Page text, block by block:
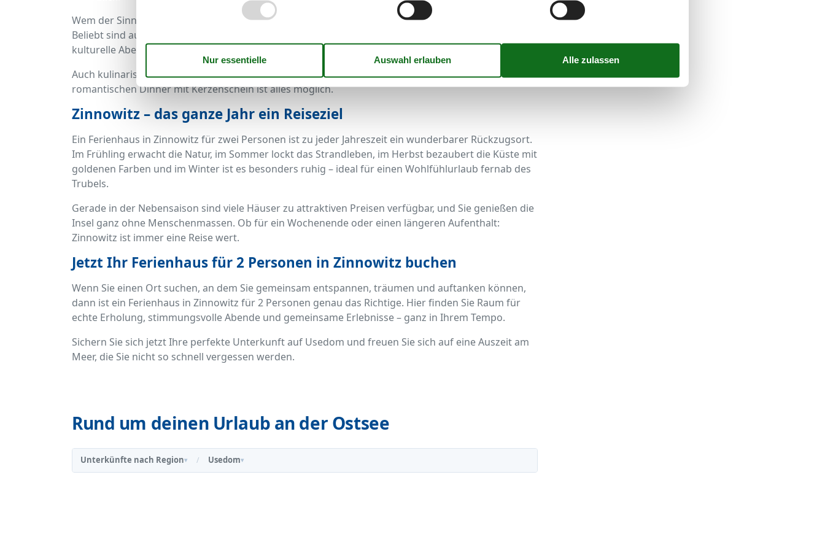
Wem der Sinn nach Bewegung steht, kann Radfahren, Wandern oder Wassersport ausprobieren.
Beliebt sind auch Wellnessangebote in der Bernsteintherme, ein Besuch der Tauchgondel oder
kulturelle Abende im Theater „Blechbüchse“.
Auch kulinarisch hat Zinnowitz viel zu bieten: Von der frischen Fischbrötchenbude bis zum
romantischen Dinner mit Kerzenschein ist alles möglich.
Zinnowitz – das ganze Jahr ein Reiseziel
Ein Ferienhaus in Zinnowitz für zwei Personen ist zu jeder Jahreszeit ein wunderbarer Rückzugsort.
Im Frühling erwacht die Natur, im Sommer lockt das Strandleben, im Herbst bezaubert die Küste mit
goldenen Farben und im Winter ist es besonders ruhig – ideal für einen Wohlfühlurlaub fernab des
Trubels.
Gerade in der Nebensaison sind viele Häuser zu attraktiven Preisen verfügbar, und Sie genießen die
Insel ganz ohne Menschenmassen. Ob für ein Wochenende oder einen längeren Aufenthalt:
Zinnowitz ist immer eine Reise wert.
Jetzt Ihr Ferienhaus für 2 Personen in Zinnowitz buchen
Wenn Sie einen Ort suchen, an dem Sie gemeinsam entspannen, träumen und auftanken können,
dann ist ein Ferienhaus in Zinnowitz für 2 Personen genau das Richtige. Hier finden Sie Raum für
echte Erholung, stimmungsvolle Abende und gemeinsame Erlebnisse – ganz in Ihrem Tempo.
Sichern Sie sich jetzt Ihre perfekte Unterkunft auf Usedom und freuen Sie sich auf eine Auszeit am
Meer, die Sie nicht so schnell vergessen werden.
Rund um deinen Urlaub an der Ostsee
Unterkünfte nach Region▾ / Usedom▾